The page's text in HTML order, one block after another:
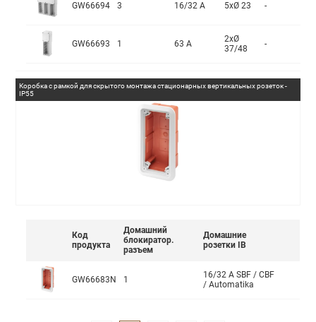
GW66694 3 16/32 A 5xØ 23 -
GW66693 1 63 A
2xØ
37/48
-
Коробка с рамкой для скрытого монтажа стационарных вертикальных розеток -
IP55
Код
продукта
Домашний
блокиратор.
разъем
Домашние
розетки IB
GW66683N 1
16/32 A SBF / CBF
/ Automatika